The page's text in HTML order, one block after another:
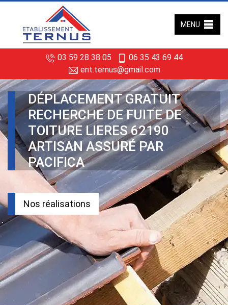
03 59 28 38 05
06 35 43 69 44
ent.ternus@gmail.com
MENU
DÉPLACEMENT GRATUIT
RECHERCHE DE FUITE DE
TOITURE LIERES 62190
ARTISAN ASSURÉ PAR
PACIFICA
Nos réalisations